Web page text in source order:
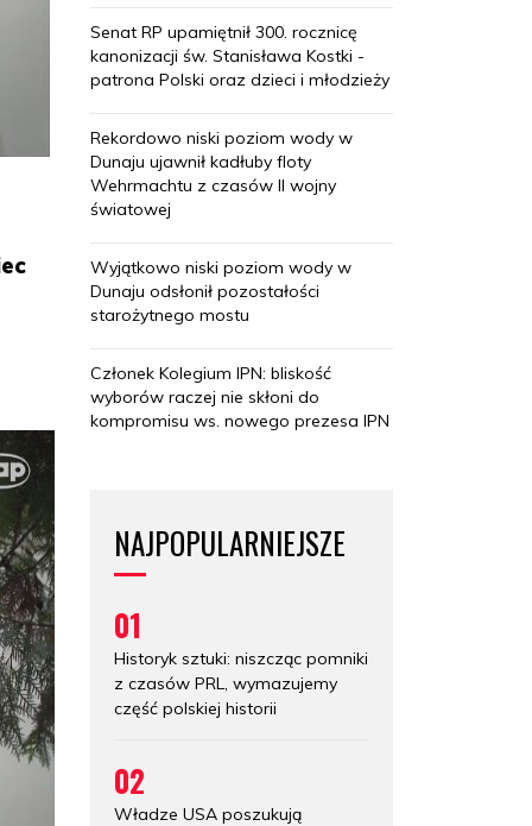
Senat RP upamiętnił 300. rocznicę
kanonizacji św. Stanisława Kostki -
patrona Polski oraz dzieci i młodzieży
Rekordowo niski poziom wody w
Dunaju ujawnił kadłuby floty
Wehrmachtu z czasów II wojny
światowej
Wyjątkowo niski poziom wody w
Dunaju odsłonił pozostałości
starożytnego mostu
Członek Kolegium IPN: bliskość
wyborów raczej nie skłoni do
kompromisu ws. nowego prezesa IPN
NAJPOPULARNIEJSZE
01
Historyk sztuki: niszcząc pomniki
z czasów PRL, wymazujemy
część polskiej historii
02
Władze USA poszukują